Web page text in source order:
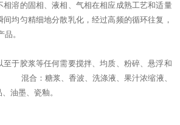
相溶的固相、液相、气相在相应成熟工艺和适量
均匀精细地分散乳化，经过高频的循环往复，
。
于胶浆等任何需要搅拌、均质、粉碎、悬浮和
混合：糖浆、香波、洗涤液、果汁浓缩液、
油墨、瓷釉。